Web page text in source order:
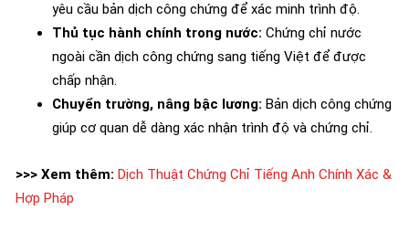
yêu cầu bản dịch công chứng để xác minh trình độ.
Thủ tục hành chính trong nước: Chứng chỉ nước
ngoài cần dịch công chứng sang tiếng Việt để được
chấp nhận.
Chuyển trường, nâng bậc lương: Bản dịch công chứng
giúp cơ quan dễ dàng xác nhận trình độ và chứng chỉ.
>>> Xem thêm: Dịch Thuật Chứng Chỉ Tiếng Anh Chính Xác &
Hợp Pháp